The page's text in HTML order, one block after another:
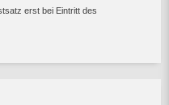
erst bei Eintritt des